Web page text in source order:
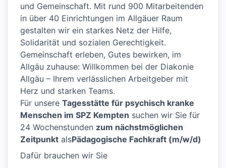
und Gemeinschaft. Mit rund 900 Mitarbeitenden
in über 40 Einrichtungen im Allgäuer Raum
gestalten wir ein starkes Netz der Hilfe,
Solidarität und sozialen Gerechtigkeit.
Gemeinschaft erleben, Gutes bewirken, im
Allgäu zuhause: Willkommen bei der Diakonie
Allgäu – Ihrem verlässlichen Arbeitgeber mit
Herz und starken Teams.
Für unsere Tagesstätte für psychisch kranke
Menschen im SPZ Kempten suchen wir Sie für
24 Wochenstunden zum nächstmöglichen
Zeitpunkt alsPädagogische Fachkraft (m/w/d)
Dafür brauchen wir Sie